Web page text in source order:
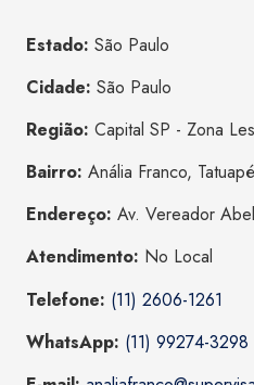
Estado: São Paulo
Cidade: São Paulo
Região: Capital SP - Zona
Bairro: Anália Franco, Tatuapé
Endereço: Av. Vereador
Atendimento: No Local
Telefone: (11) 2606-1261
WhatsApp: (11) 99274-3298